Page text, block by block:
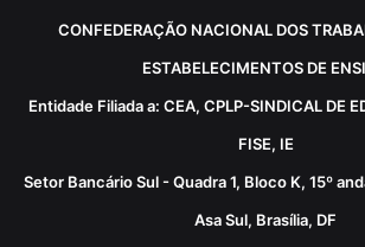
CONFEDERAÇÃO NACIONAL DOS
ESTABELECIMENTOS DE
Entidade Filiada a: CEA, CPLP-SINDICAL DE
FISE, IE
Setor Bancário Sul - Quadra 1, Bloco K, 15º
Asa Sul, Brasília, DF